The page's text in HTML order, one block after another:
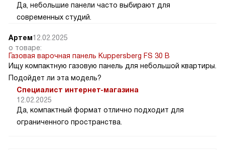
Да, небольшие панели часто выбирают для
современных студий.
Артем12.02.2025
о товаре:
Газовая варочная панель Kuppersberg FS 30 B
Ищу компактную газовую панель для небольшой квартиры.
Подойдет ли эта модель?
Специалист интернет-магазина
12.02.2025
Да, компактный формат отлично подходит для
ограниченного пространства.